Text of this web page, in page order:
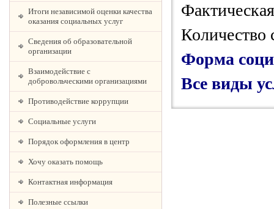
Итоги независимой оценки качества
оказания социальных услуг
Сведения об образовательной
организации
Взаимодействие с
добровольческими организациями
Противодействие коррупции
Социальные услуги
Порядок оформления в центр
Хочу оказать помощь
Контактная информация
Полезные ссылки
Количество
Форма
Все виды